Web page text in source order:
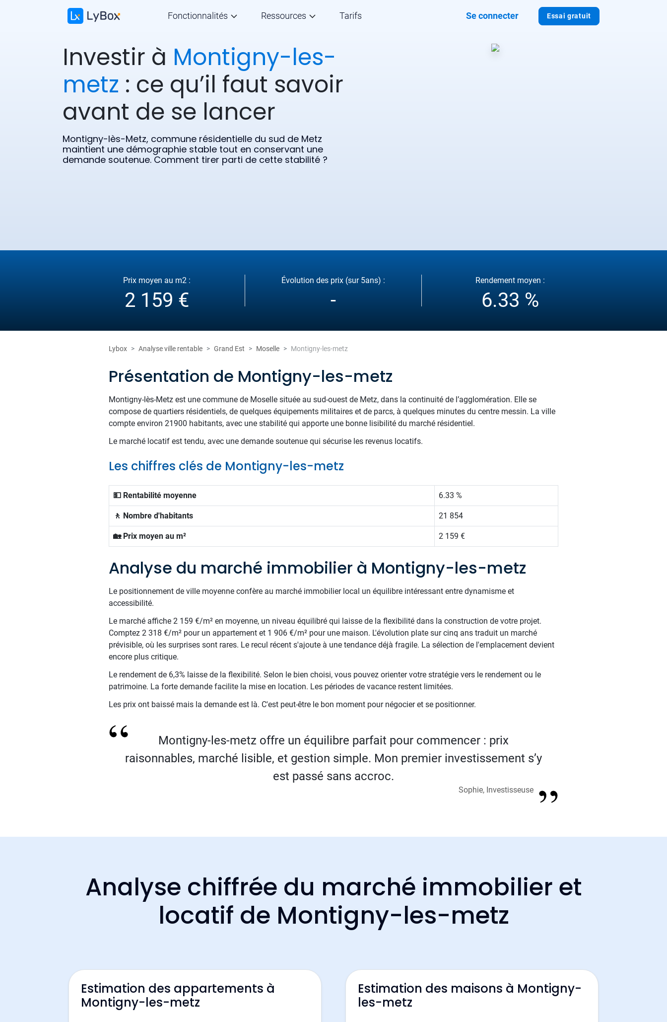
Essai gratuit
Fonctionnalités Ressources Tarifs Se connecter
Investir à Montigny-les-
metz : ce qu’il faut savoir
avant de se lancer
Montigny-lès-Metz, commune résidentielle du sud de Metz
maintient une démographie stable tout en conservant une
demande soutenue. Comment tirer parti de cette stabilité ?
Prix moyen au m2 :
2 159 €
Évolution des prix (sur 5ans) :
-
Rendement moyen :
6.33 %
Lybox Analyse ville rentable Grand Est Moselle Montigny-les-metz
Présentation de Montigny-les-metz
Montigny-lès-Metz est une commune de Moselle située au sud-ouest de Metz, dans la continuité de l’agglomération. Elle se
compose de quartiers résidentiels, de quelques équipements militaires et de parcs, à quelques minutes du centre messin. La ville
compte environ 21900 habitants, avec une stabilité qui apporte une bonne lisibilité du marché résidentiel.
Le marché locatif est tendu, avec une demande soutenue qui sécurise les revenus locatifs.
Les chiffres clés de Montigny-les-metz
💵 Rentabilité moyenne 6.33 %
🚶 Nombre d'habitants 21 854
🏡 Prix moyen au m² 2 159 €
Analyse du marché immobilier à Montigny-les-metz
Le positionnement de ville moyenne confère au marché immobilier local un équilibre intéressant entre dynamisme et
accessibilité.
Le marché affiche 2 159 €/m² en moyenne, un niveau équilibré qui laisse de la flexibilité dans la construction de votre projet.
Comptez 2 318 €/m² pour un appartement et 1 906 €/m² pour une maison. L'évolution plate sur cinq ans traduit un marché
prévisible, où les surprises sont rares. Le recul récent s'ajoute à une tendance déjà fragile. La sélection de l'emplacement devient
encore plus critique.
Le rendement de 6,3% laisse de la flexibilité. Selon le bien choisi, vous pouvez orienter votre stratégie vers le rendement ou le
patrimoine. La forte demande facilite la mise en location. Les périodes de vacance restent limitées.
Les prix ont baissé mais la demande est là. C'est peut-être le bon moment pour négocier et se positionner.
Montigny-les-metz offre un équilibre parfait pour commencer : prix
raisonnables, marché lisible, et gestion simple. Mon premier investissement s’y
est passé sans accroc.
Sophie, Investisseuse
Analyse chiffrée du marché immobilier et
locatif de Montigny-les-metz
Estimation des appartements à
Montigny-les-metz
Estimation des maisons à Montigny-
les-metz